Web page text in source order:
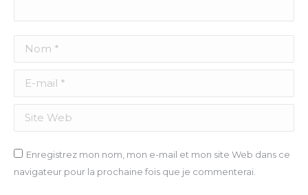
Nom *
E-mail *
Site Web
Enregistrez mon nom, mon e-mail et mon site Web dans ce
navigateur pour la prochaine fois que je commenterai.